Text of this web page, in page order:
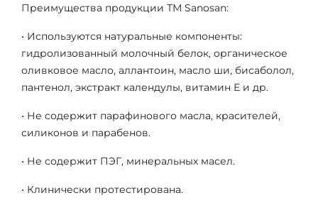
Преимущества продукции ТМ Sanosan:
• Используются натуральные компоненты:
гидролизованный молочный белок, органическое
оливковое масло, аллантоин, масло ши, бисаболол,
пантенол, экстракт календулы, витамин Е и др.
• Не содержит парафинового масла, красителей,
силиконов и парабенов.
• Не содержит ПЭГ, минеральных масел.
• Клинически протестирована.